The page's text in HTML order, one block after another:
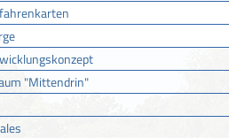
"Mittendrin"